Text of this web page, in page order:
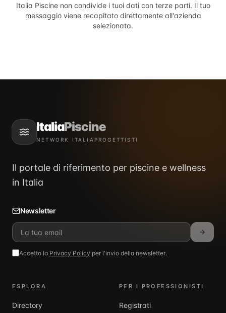
Italia Piscinenon condivide i tuoi dati con terze parti. Il tuo
messaggio viene recapitato direttamente all'azienda
selezionata.
ItaliaPiscine
NETWORK ITALIAPROGETTISTI
Il portale di riferimento per piscine e wellness
in Italia
Newsletter
Accetto la Privacy Policy per l'invio della newsletter.
ESPLORA
Directory
PER I PROFESSIONISTI
Registrati